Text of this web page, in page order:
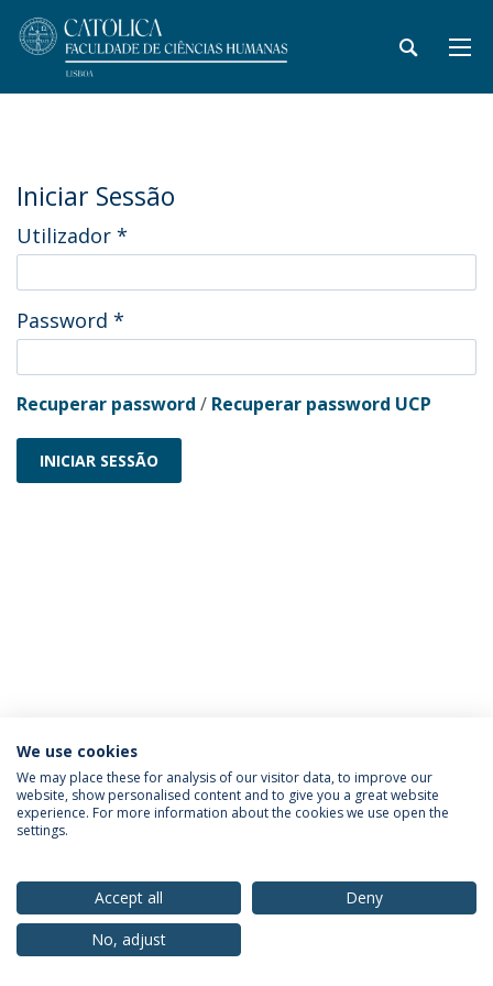
Iniciar Sessão
Utilizador *
Password *
Recuperar password / Recuperar password UCP
INICIAR SESSÃO
Política de Privacidade
Termos & Condições
Direitos do Titular dos Dados
© 2026 Universidade Católica Portuguesa
We use cookies
We may place these for analysis of our visitor data, to improve our
website, show personalised content and to give you a great website
experience. For more information about the cookies we use open the
settings.
Accept all
Deny
No, adjust